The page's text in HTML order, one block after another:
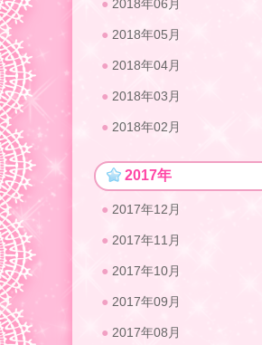
2018年06月
2018年05月
2018年04月
2018年03月
2018年02月
2017年
2017年12月
2017年11月
2017年10月
2017年09月
2017年08月